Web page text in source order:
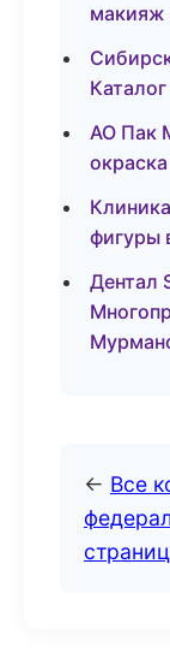
макияж
АО Пак
фигуры
Дентал
← Все